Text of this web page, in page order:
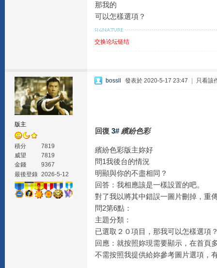
那我的
可以怎樣選項？
交换论坛链结
版主
積分
7819
威望
7819
金錢
9367
最後登錄 2026-5-12
bossll 發表於 2020-5-17 23:47 只看該
回復 3# 繽紛色彩
繽紛色彩版主妳好
問1我後台的情況
明顯與你的不盡相同？
回答：我相應該是一樣設置的吧。
對了我以將其中錯誤一圖片刪掉，重
問2第6點：
主題分類：
已選取２０項目，那我可以怎樣選項
回應：就按照妳現需要顯示，在首頁
不需按照我提供給妳參考圖片選項，